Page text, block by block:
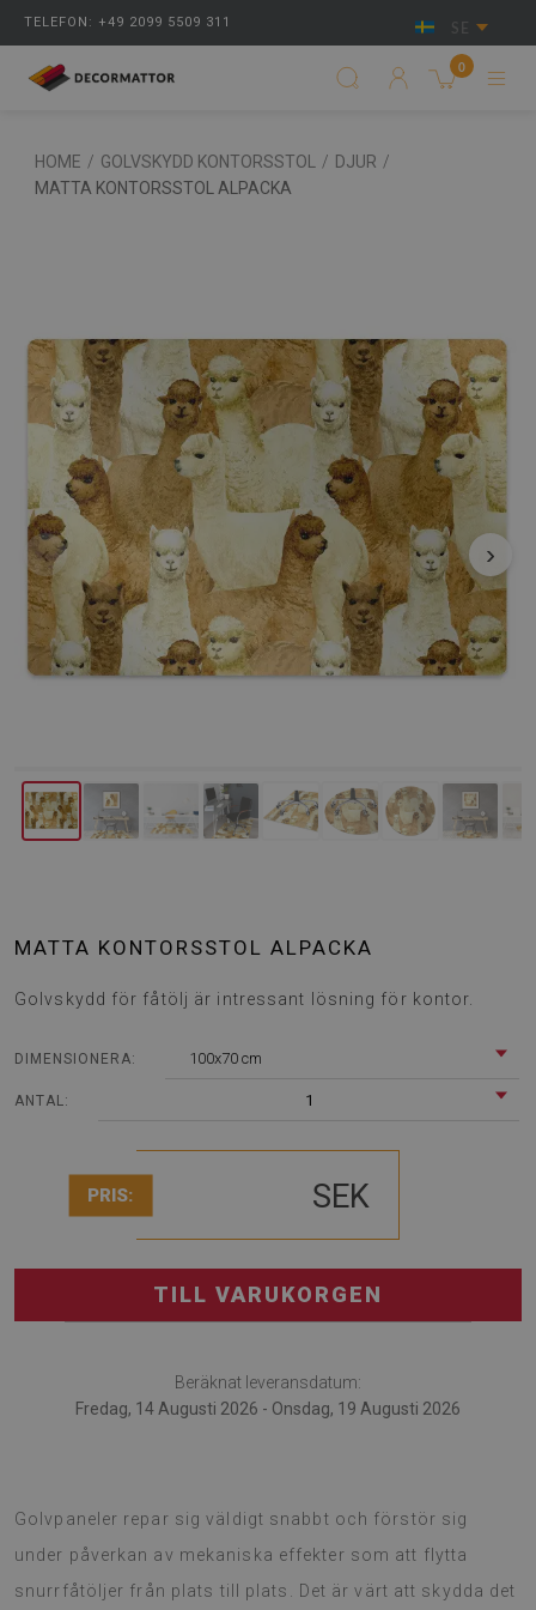
TELEFON: +49 2099 5509 311 SE
0
HOME / GOLVSKYDD KONTORSSTOL / DJUR /
MATTA KONTORSSTOL ALPACKA
‹ ›
MATTA KONTORSSTOL ALPACKA
Golvskydd för fåtölj är intressant lösning för kontor.
DIMENSIONERA: 100x70 cm
ANTAL: 1
PRIS: SEK
TILL VARUKORGEN
Beräknat leveransdatum:
Fredag, 14 Augusti 2026 - Onsdag, 19 Augusti 2026
Golvpaneler repar sig väldigt snabbt och förstör sig
under påverkan av mekaniska effekter som att flytta
snurrfåtöljer från plats till plats. Det är värt att skydda det